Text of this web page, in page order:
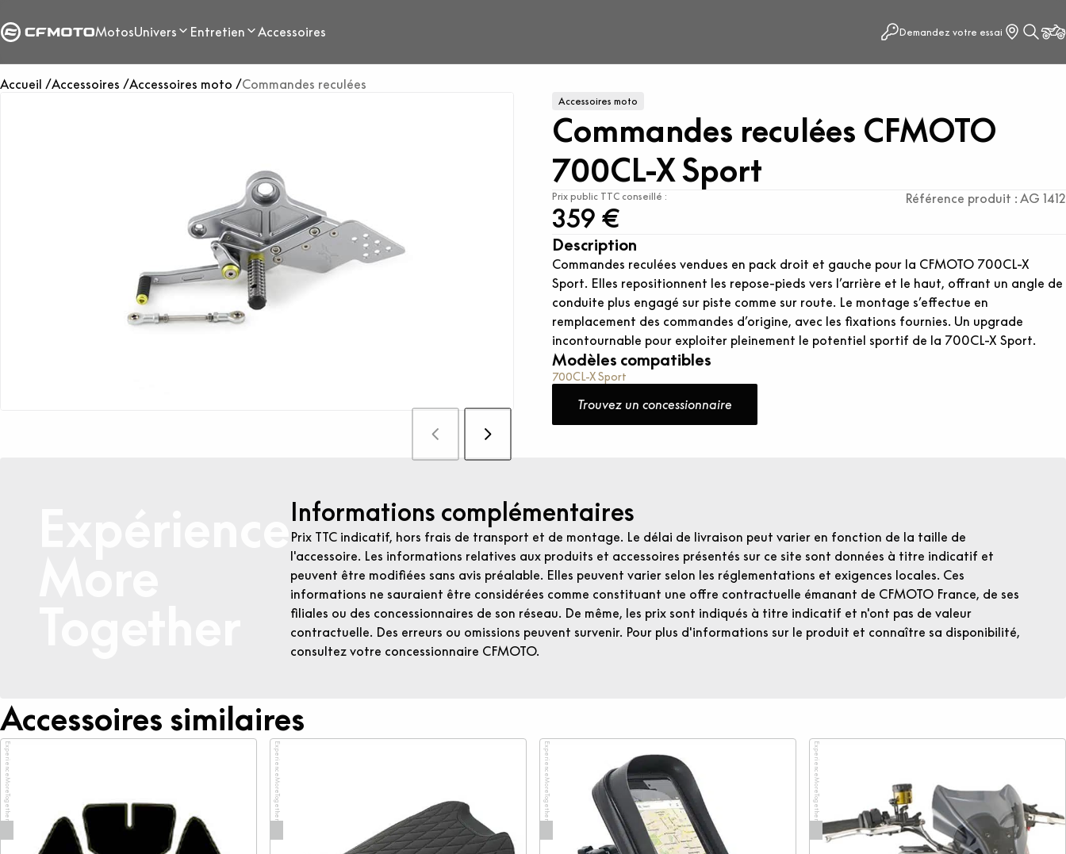
MotosUnivers Entretien Accessoires Demandez votre essai
Accueil Accessoires Accessoires moto Commandes reculées
Accessoires moto
Commandes reculées CFMOTO
700CL-X Sport
Prix public TTC conseillé :
359 €
Référence produit : AG 1412
Description
Commandes reculées vendues en pack droit et gauche pour la CFMOTO 700CL-X
Sport. Elles repositionnent les repose-pieds vers l’arrière et le haut, offrant un angle de
conduite plus engagé sur piste comme sur route. Le montage s’effectue en
remplacement des commandes d’origine, avec les fixations fournies. Un upgrade
incontournable pour exploiter pleinement le potentiel sportif de la 700CL-X Sport.
Modèles compatibles
700CL-X Sport
Trouvez un concessionnaire
Informations complémentaires
Prix TTC indicatif, hors frais de transport et de montage. Le délai de livraison peut varier en fonction de la taille de
l'accessoire. Les informations relatives aux produits et accessoires présentés sur ce site sont données à titre indicatif et
peuvent être modifiées sans avis préalable. Elles peuvent varier selon les réglementations et exigences locales. Ces
informations ne sauraient être considérées comme constituant une offre contractuelle émanant de CFMOTO France, de ses
filiales ou des concessionnaires de son réseau. De même, les prix sont indiqués à titre indicatif et n'ont pas de valeur
contractuelle. Des erreurs ou omissions peuvent survenir. Pour plus d'informations sur le produit et connaître sa disponibilité,
consultez votre concessionnaire CFMOTO.
Accessoires similaires
ExperienceMoreTogether ExperienceMoreTogether ExperienceMoreTogether ExperienceMoreTogether